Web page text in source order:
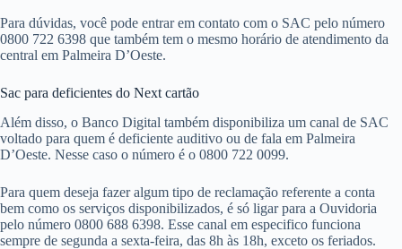
Para dúvidas, você pode entrar em contato com o SAC pelo número
0800 722 6398 que também tem o mesmo horário de atendimento da
central em Palmeira D’Oeste.
Sac para deficientes do Next cartão
Além disso, o Banco Digital também disponibiliza um canal de SAC
voltado para quem é deficiente auditivo ou de fala em Palmeira
D’Oeste. Nesse caso o número é o 0800 722 0099.
Para quem deseja fazer algum tipo de reclamação referente a conta
bem como os serviços disponibilizados, é só ligar para a Ouvidoria
pelo número 0800 688 6398. Esse canal em especifico funciona
sempre de segunda a sexta-feira, das 8h às 18h, exceto os feriados.